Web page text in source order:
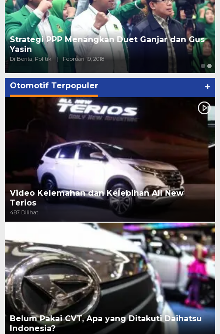
Ini Dia Hubungan Partai Garuda dengan
Gerindra
Di Berita, Politik | Februari 19, 2018
Otomotif Terpopuler +
Video Kelemahan dan Kelebihan All New
Terios
487 Dilihat
Belum Pakai CVT, Apa yang Ditakuti Daihatsu
Indonesia?